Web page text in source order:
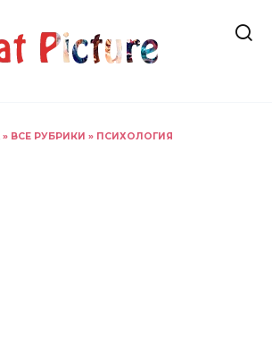
» ВСЕ РУБРИКИ » ПСИХОЛОГИЯ